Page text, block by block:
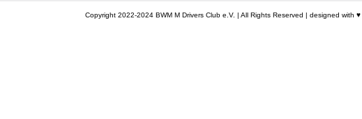
Copyright 2022-2024 BWM M Drivers Club e.V. | All Rights Reserved | designed with ♥